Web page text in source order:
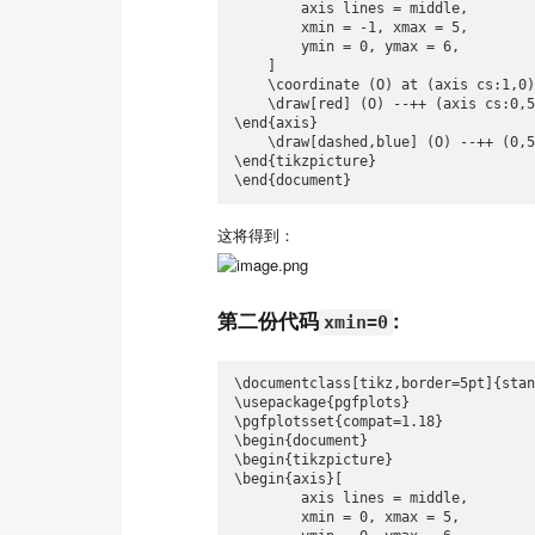
        axis lines = middle,
        xmin = -1, xmax = 5,
        ymin = 0, ymax = 6,
    \coordinate (O) at (axis cs:1,0);
    \draw[red] (O) --++ (axis cs:0,5);
\end{axis}
    \draw[dashed,blue] (O) --++ (0,5);
\end{tikzpicture}
\end{document}
这将得到：
第二份代码 xmin=0 :
\usepackage{pgfplots}
\pgfplotsset{compat=1.18}
\begin{document}
\begin{tikzpicture}
\begin{axis}[
        axis lines = middle,
        xmin = 0, xmax = 5,